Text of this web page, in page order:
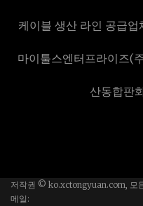
케이블 생산 라인 공급업
마이툴스엔터프라이즈(
산동합판
저작권 © ko.xctongyuan.com, 모
메일: